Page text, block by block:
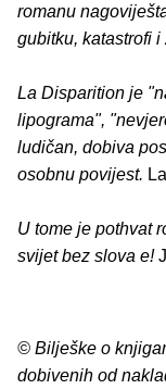
romanu
gubitku, katastrofi i
La Disparition je
lipograma",
ludičan, dobiva
osobnu povijest.
U tome je pothvat
svijet bez slova e!
© Bilješke o
dobivenih od